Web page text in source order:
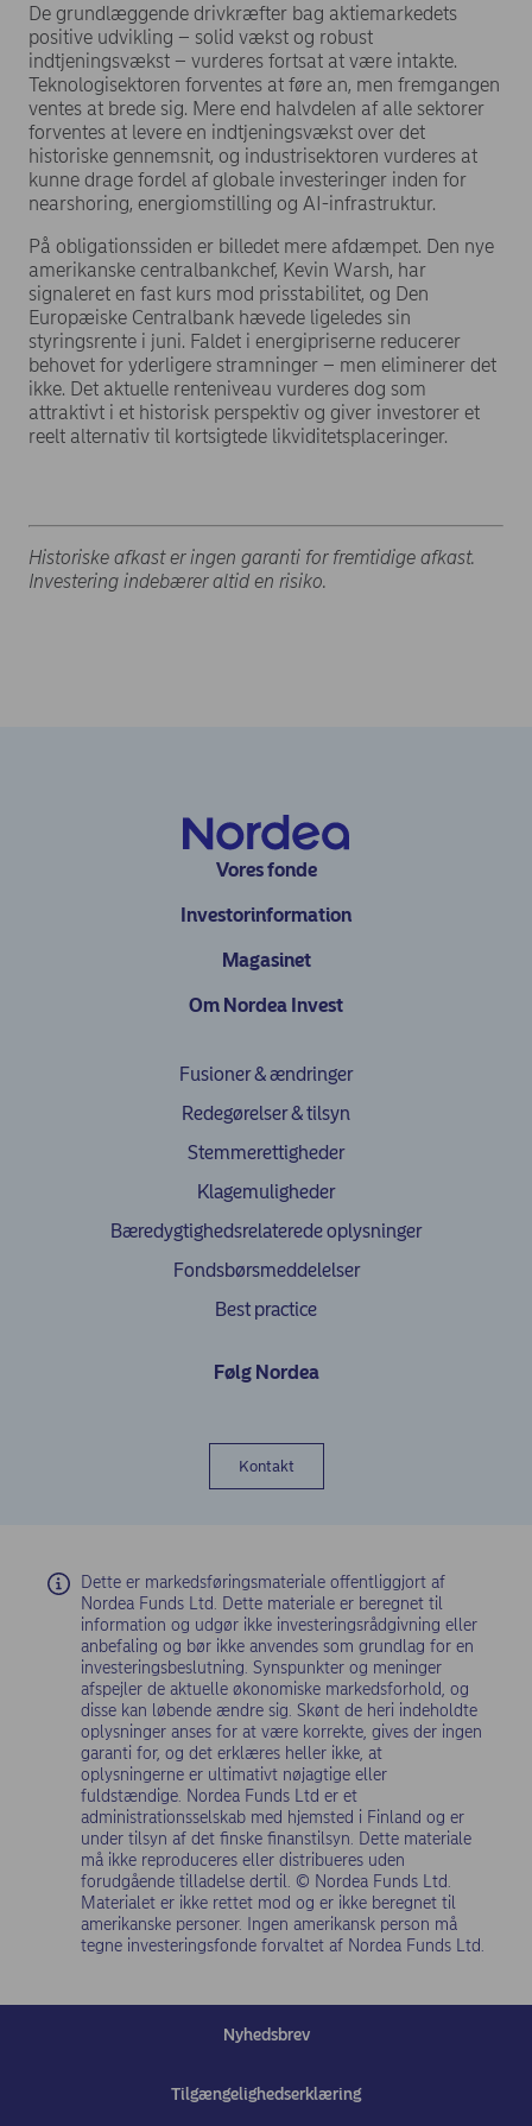
De grundlæggende drivkræfter bag aktiemarkedets
positive udvikling – solid vækst og robust
indtjeningsvækst – vurderes fortsat at være intakte.
Teknologisektoren forventes at føre an, men fremgangen
ventes at brede sig. Mere end halvdelen af alle sektorer
forventes at levere en indtjeningsvækst over det
historiske gennemsnit, og industrisektoren vurderes at
kunne drage fordel af globale investeringer inden for
nearshoring, energiomstilling og AI-infrastruktur.
På obligationssiden er billedet mere afdæmpet. Den nye
amerikanske centralbankchef, Kevin Warsh, har
signaleret en fast kurs mod prisstabilitet, og Den
Europæiske Centralbank hævede ligeledes sin
styringsrente i juni. Faldet i energipriserne reducerer
behovet for yderligere stramninger – men eliminerer det
ikke. Det aktuelle renteniveau vurderes dog som
attraktivt i et historisk perspektiv og giver investorer et
reelt alternativ til kortsigtede likviditetsplaceringer.
Historiske afkast er ingen garanti for fremtidige afkast.
Investering indebærer altid en risiko.
Vores fonde
Investorinformation
Magasinet
Om Nordea Invest
Fusioner & ændringer
Redegørelser & tilsyn
Stemmerettigheder
Klagemuligheder
Bæredygtighedsrelaterede oplysninger(opens in
Fondsbørsmeddelelser
Best practice
Følg Nordea
Kontakt
Dette er markedsføringsmateriale offentliggjort af
Nordea Funds Ltd. Dette materiale er beregnet til
information og udgør ikke investeringsrådgivning eller
anbefaling og bør ikke anvendes som grundlag for en
investeringsbeslutning. Synspunkter og meninger
afspejler de aktuelle økonomiske markedsforhold, og
disse kan løbende ændre sig. Skønt de heri indeholdte
oplysninger anses for at være korrekte, gives der ingen
garanti for, og det erklæres heller ikke, at
oplysningerne er ultimativt nøjagtige eller
fuldstændige. Nordea Funds Ltd er et
administrationsselskab med hjemsted i Finland og er
under tilsyn af det finske finanstilsyn. Dette materiale
må ikke reproduceres eller distribueres uden
forudgående tilladelse dertil. © Nordea Funds Ltd.
Materialet er ikke rettet mod og er ikke beregnet til
amerikanske personer. Ingen amerikansk person må
tegne investeringsfonde forvaltet af Nordea Funds Ltd.
Nyhedsbrev
Tilgængelighedserklæring